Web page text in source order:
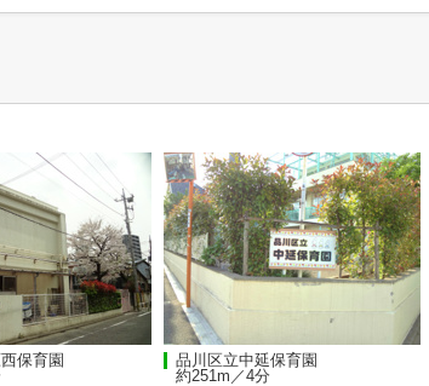
保育園
品川区立中延保育園
約251m／4分